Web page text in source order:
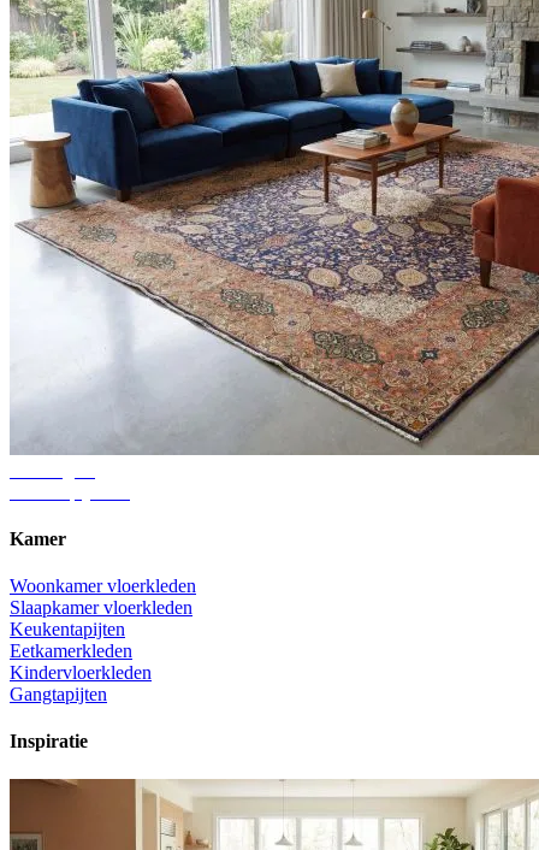
Kamer
Woonkamer vloerkleden
Slaapkamer vloerkleden
Keukentapijten
Eetkamerkleden
Kindervloerkleden
Gangtapijten
Inspiratie